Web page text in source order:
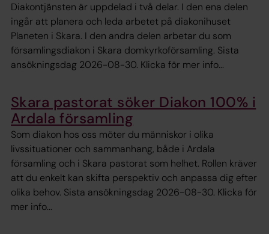
Diakontjänsten är uppdelad i två delar. I den ena delen
ingår att planera och leda arbetet på diakonihuset
Planeten i Skara. I den andra delen arbetar du som
församlingsdiakon i Skara domkyrkoförsamling. Sista
ansökningsdag 2026-08-30. Klicka för mer info...
Skara pastorat söker Diakon 100% i
Ardala församling
Som diakon hos oss möter du människor i olika
livssituationer och sammanhang, både i Ardala
församling och i Skara pastorat som helhet. Rollen kräver
att du enkelt kan skifta perspektiv och anpassa dig efter
olika behov. Sista ansökningsdag 2026-08-30. Klicka för
mer info...